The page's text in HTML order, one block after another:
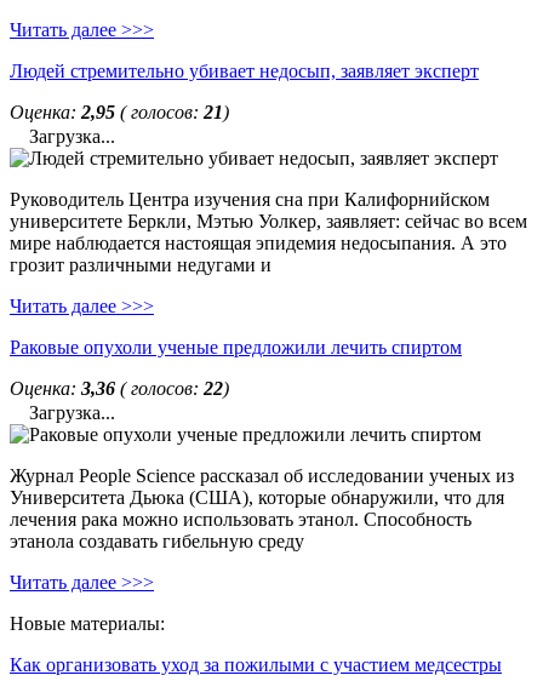
Читать далее >>>
Людей стремительно убивает недосып, заявляет эксперт
Оценка: 2,95 ( голосов: 21)
Загрузка...
Руководитель Центра изучения сна при Калифорнийском
университете Беркли, Мэтью Уолкер, заявляет: сейчас во всем
мире наблюдается настоящая эпидемия недосыпания. А это
грозит различными недугами и
Читать далее >>>
Раковые опухоли ученые предложили лечить спиртом
Оценка: 3,36 ( голосов: 22)
Загрузка...
Журнал People Science рассказал об исследовании ученых из
Университета Дьюка (США), которые обнаружили, что для
лечения рака можно использовать этанол. Способность
этанола создавать гибельную среду
Читать далее >>>
Новые материалы:
Как организовать уход за пожилыми с участием медсестры